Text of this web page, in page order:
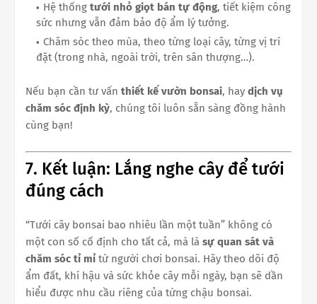
Hệ thống tưới nhỏ giọt bán tự động, tiết kiệm công
sức nhưng vẫn đảm bảo độ ẩm lý tưởng.
Chăm sóc theo mùa, theo từng loại cây, từng vị trí
đặt (trong nhà, ngoài trời, trên sân thượng…).
Nếu bạn cần tư vấn thiết kế vườn bonsai, hay dịch vụ
chăm sóc định kỳ, chúng tôi luôn sẵn sàng đồng hành
cùng bạn!
7. Kết luận: Lắng nghe cây để tưới
đúng cách
“Tưới cây bonsai bao nhiêu lần một tuần” không có
một con số cố định cho tất cả, mà là sự quan sát và
chăm sóc tỉ mỉ từ người chơi bonsai. Hãy theo dõi độ
ẩm đất, khí hậu và sức khỏe cây mỗi ngày, bạn sẽ dần
hiểu được nhu cầu riêng của từng chậu bonsai.